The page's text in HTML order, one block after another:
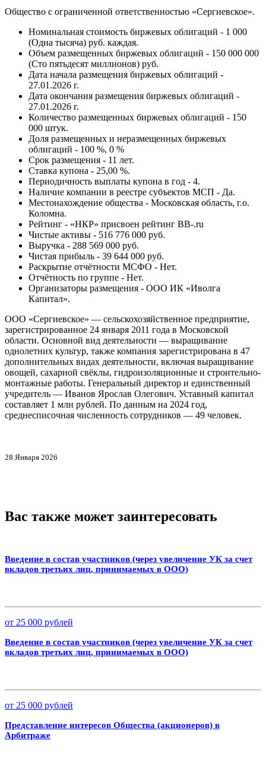
Общество с ограниченной ответственностью «Сергиевское».
Номинальная стоимость биржевых облигаций - 1 000
(Одна тысяча) руб. каждая.
Объем размещенных биржевых облигаций - 150 000 000
(Сто пятьдесят миллионов) руб.
Дата начала размещения биржевых облигаций -
27.01.2026 г.
Дата окончания размещения биржевых облигаций -
27.01.2026 г.
Количество размещенных биржевых облигаций - 150
000 штук.
Доля размещенных и неразмещенных биржевых
облигаций - 100 %, 0 %
Срок размещения - 11 лет.
Ставка купона - 25,00 %.
Периодичность выплаты купона в год - 4.
Наличие компании в реестре субъектов МСП - Да.
Местонахождение общества - Московская область, г.о.
Коломна.
Рейтинг - «НКР» присвоен рейтинг BB-.ru
Чистые активы - 516 776 000 руб.
Выручка - 288 569 000 руб.
Чистая прибыль - 39 644 000 руб.
Раскрытие отчётности МСФО - Нет.
Отчётность по группе - Нет.
Организаторы размещения - ООО ИК «Иволга
Капитал».
ООО «Сергиевское» — сельскохозяйственное предприятие,
зарегистрированное 24 января 2011 года в Московской
области. Основной вид деятельности — выращивание
однолетних культур, также компания зарегистрирована в 47
дополнительных видах деятельности, включая выращивание
овощей, сахарной свёклы, гидроизоляционные и строительно-
монтажные работы. Генеральный директор и единственный
учредитель — Иванов Ярослав Олегович. Уставный капитал
составляет 1 млн рублей. По данным на 2024 год,
среднесписочная численность сотрудников — 49 человек.
28 Января 2026
Вас также может заинтересовать
Введение в состав участников (через увеличение УК за счет
вкладов третьих лиц, принимаемых в ООО)
от 25 000 рублей
Введение в состав участников (через увеличение УК за счет
вкладов третьих лиц, принимаемых в ООО)
от 25 000 рублей
Представление интересов Общества (акционеров) в
Арбитраже